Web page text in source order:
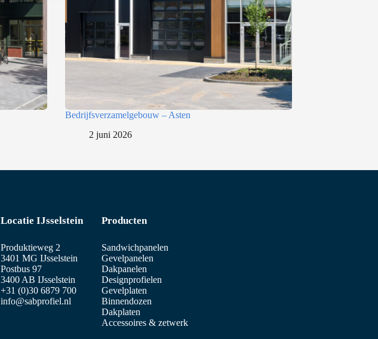
Bedrijfsverzamelgebouw – Asten
2 juni 2026
Locatie IJsselstein
Produktieweg 2
3401 MG IJsselstein
Postbus 97
3400 AB IJsselstein
+31 (0)30 6879 700
info@sabprofiel.nl
Producten
Sandwichpanelen
Gevelpanelen
Dakpanelen
Designprofielen
Gevelplaten
Binnendozen
Dakplaten
Accessoires & zetwerk